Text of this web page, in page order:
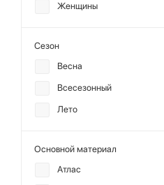
GARCHIT
REFERT
SHTRIPLING
YONSRU
Женщины
Сезон
Весна
Всесезонный
Лето
Основной материал
Атлас